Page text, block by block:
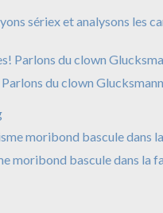
sériex et analysons les
du clown Glucksmann
moribond bascule dans la